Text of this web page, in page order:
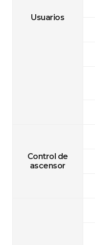
Usuarios
Control de
ascensor